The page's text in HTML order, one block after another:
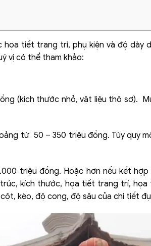
họa tiết trang trí, phụ kiện và độ dày
vị có thể tham khảo:
(kích thước nhỏ, vật liệu thô sơ).
từ 50 – 350 triệu đồng. Tùy quy
triệu đồng. Hoặc hơn nếu kết hợp
kích thước, họa tiết trang trí, họa
kèo, độ cong, độ sâu của chi tiết